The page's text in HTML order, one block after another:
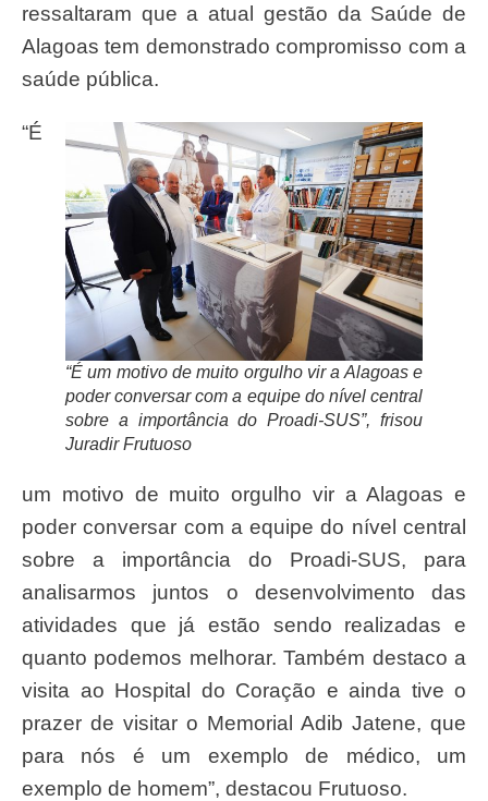
ressaltaram que a atual gestão da Saúde de
Alagoas tem demonstrado compromisso com a
saúde pública.
“É um motivo de muito orgulho vir a Alagoas e
poder conversar com a equipe do nível central
sobre a importância do Proadi-SUS”, frisou
Juradir Frutuoso
“É
um motivo de muito orgulho vir a Alagoas e
poder conversar com a equipe do nível central
sobre a importância do Proadi-SUS, para
analisarmos juntos o desenvolvimento das
atividades que já estão sendo realizadas e
quanto podemos melhorar. Também destaco a
visita ao Hospital do Coração e ainda tive o
prazer de visitar o Memorial Adib Jatene, que
para nós é um exemplo de médico, um
exemplo de homem”, destacou Frutuoso.